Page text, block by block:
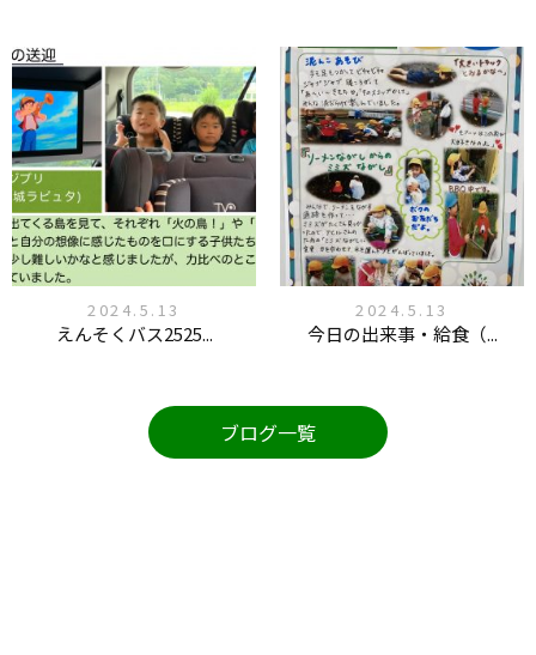
2024.5.13
えんそくバス2525...
2024.5.13
今日の出来事・給食（...
ブログ一覧